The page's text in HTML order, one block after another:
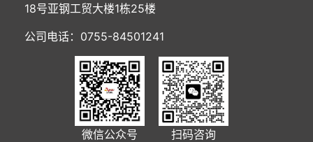
18号亚钢工贸大楼1栋25楼
公司电话：0755-84501241
微信公众号 扫码咨询